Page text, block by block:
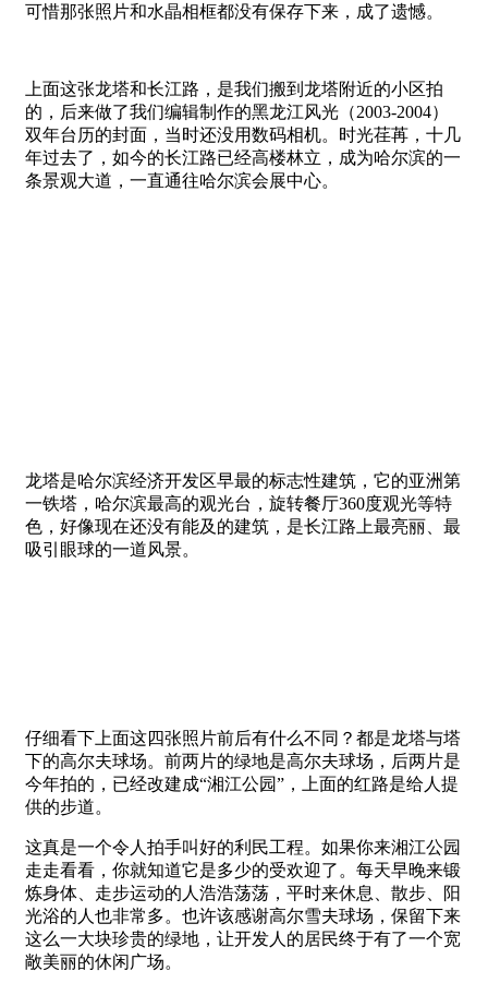
可惜那张照片和水晶相框都没有保存下来，成了遗憾。
上面这张龙塔和长江路，是我们搬到龙塔附近的小区拍
的，后来做了我们编辑制作的黑龙江风光（2003-2004）
双年台历的封面，当时还没用数码相机。时光荏苒，十几
年过去了，如今的长江路已经高楼林立，成为哈尔滨的一
条景观大道，一直通往哈尔滨会展中心。
龙塔是哈尔滨经济开发区早最的标志性建筑，它的亚洲第
一铁塔，哈尔滨最高的观光台，旋转餐厅360度观光等特
色，好像现在还没有能及的建筑，是长江路上最亮丽、最
吸引眼球的一道风景。
仔细看下上面这四张照片前后有什么不同？都是龙塔与塔
下的高尔夫球场。前两片的绿地是高尔夫球场，后两片是
今年拍的，已经改建成“湘江公园”，上面的红路是给人提
供的步道。
这真是一个令人拍手叫好的利民工程。如果你来湘江公园
走走看看，你就知道它是多少的受欢迎了。每天早晚来锻
炼身体、走步运动的人浩浩荡荡，平时来休息、散步、阳
光浴的人也非常多。也许该感谢高尔雪夫球场，保留下来
这么一大块珍贵的绿地，让开发人的居民终于有了一个宽
敞美丽的休闲广场。